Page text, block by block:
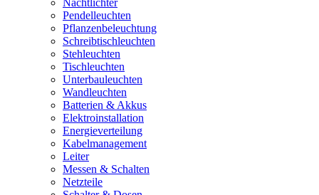
Nachtlichter
Pendelleuchten
Pflanzenbeleuchtung
Schreibtischleuchten
Stehleuchten
Tischleuchten
Unterbauleuchten
Wandleuchten
Batterien & Akkus
Elektroinstallation
Energieverteilung
Kabelmanagement
Leiter
Messen & Schalten
Netzteile